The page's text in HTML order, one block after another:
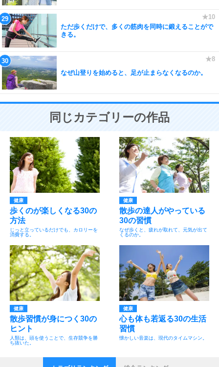
ただ歩くだけで、多くの筋肉を同時に鍛えることがで
きる。
なぜ山登りを始めると、足が止まらなくなるのか。
同じカテゴリーの作品
健康
歩くのが楽しくなる30の
方法
じっと立っているだけでも、カロリーを
消費する。
健康
散歩の達人がやっている
30の習慣
なぜ歩くと、疲れが取れて、元気が出て
くるのか。
健康
散歩習慣が身につく30の
ヒント
人類は、頭を使うことで、生存競争を勝
ち抜いた。
健康
心も体も若返る30の生活
習慣
懐かしい音楽は、現代のタイムマシン。